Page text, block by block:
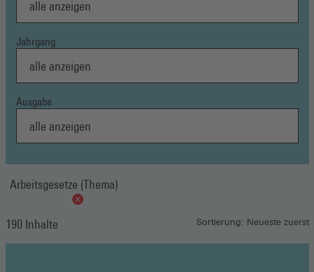
Jahrgang
Ausgabe
Arbeitsgesetze (Thema)
190 Inhalte Sortierung: Neueste zuerst